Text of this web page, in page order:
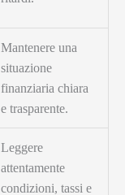
Mantenere una
situazione
finanziaria chiara
e trasparente.
Leggere
attentamente
condizioni, tassi e